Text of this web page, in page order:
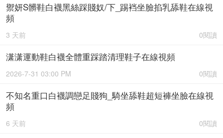
禦妍S髒鞋白襪黑絲踩賤奴/下_踢裆坐臉掐乳舔鞋在線視
頻
0閱讀
3 天前
潇潇運動鞋白襪全體重踩踏清理鞋子在線視頻
0閱讀
2026-7-31 03:00 PM
不知名重口白襪調戀足賤狗_騎坐舔鞋超短褲坐臉在線視
頻
0閱讀
6 天前